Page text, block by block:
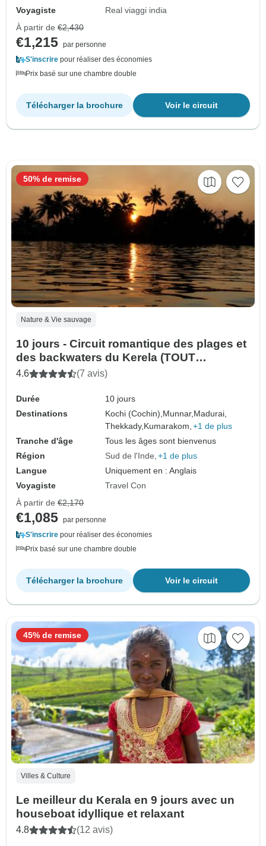
Voyagiste
Real viaggi india
À partir de €2,430
€1,215 par personne
S'inscrire pour réaliser des économies
Prix basé sur une chambre double
Voir le circuit
Télécharger la brochure
Nature & Vie sauvage
10 jours - Circuit romantique des plages et
des backwaters du Kerela (TOUT
COMPRIS)
4.6 (7 avis)
Durée
10 jours
Destinations
Kochi (Cochin), Munnar, Madurai,
Thekkady, Kumarakom, +1 de plus
Tranche d'âge
Tous les âges sont bienvenus
Région
Sud de l'Inde +1 de plus
Langue
Uniquement en : Anglais
Voyagiste
Travel Con
50% de remise
À partir de €2,170
€1,085 par personne
S'inscrire pour réaliser des économies
Prix basé sur une chambre double
Voir le circuit
Télécharger la brochure
Villes & Culture
Le meilleur du Kerala en 9 jours avec un
houseboat idyllique et relaxant
4.8 (12 avis)
45% de remise